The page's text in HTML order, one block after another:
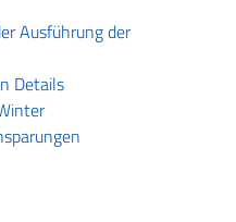
Ausführung der
Details